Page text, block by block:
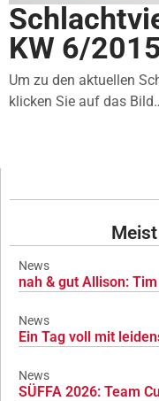
KW 6/2015
Um zu den aktuellen
klicken Sie auf das
News
nah & gut Allison:
News
Ein Tag voll mit
News
SÜFFA 2026: Team